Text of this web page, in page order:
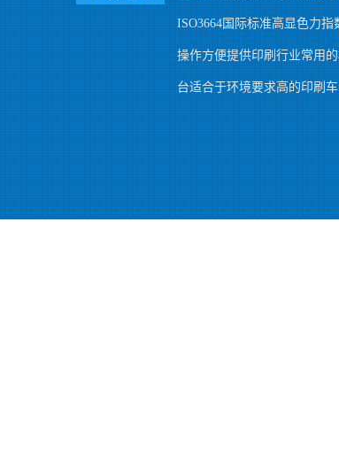
ISO3664国际标准高显色力
操作方便提供印刷行业常用
台适合于环境要求高的印刷